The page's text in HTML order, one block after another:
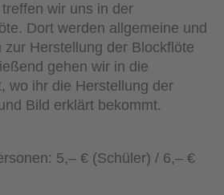
wir uns in der
Dort werden allgemeine und
Herstellung der Blockflöte
gehen wir in die
wo ihr die Herstellung der
Bild erklärt bekommt.
5,– € (Schüler) / 6,– €